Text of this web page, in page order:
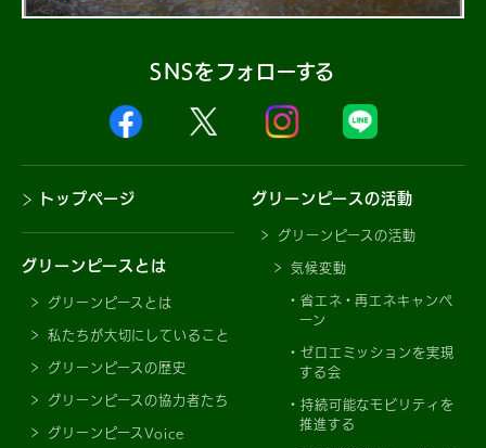
SNSをフォローする
トップページ
グリーンピースとは
グリーンピースとは
私たちが大切にしていること
グリーンピースの歴史
グリーンピースの協力者たち
グリーンピースVoice
グリーンピースの活動
グリーンピースの活動
気候変動
省エネ・再エネキャンペ
ーン
ゼロエミッションを実現
する会
持続可能なモビリティを
推進する